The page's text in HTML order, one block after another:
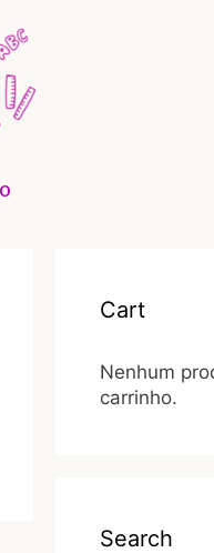
Cart
Nenhum
carrinho.
Search